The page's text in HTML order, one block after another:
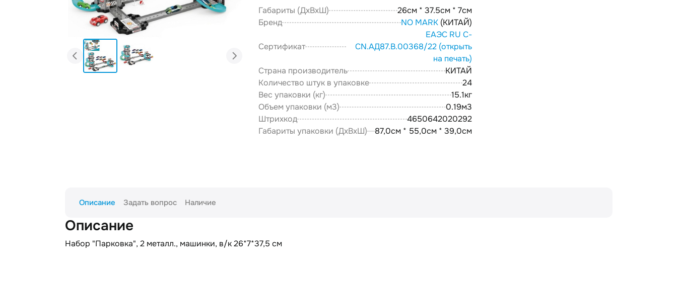
Габариты (ДxВxШ)
26см * 37.5см * 7см
Бренд
NO MARK(КИТАЙ)
Сертификат
ЕАЭС RU С-
CN.АД87.В.00368/22 (открыть
на печать)
Страна производитель
КИТАЙ
Количество штук в упаковке
24
Вес упаковки (кг)
15.1кг
Объем упаковки (м3)
0.19м3
Штрихкод
4650642020292
Габариты упаковки (ДxВxШ)
87,0см * 55,0см * 39,0см
Описание Задать вопрос Наличие
Описание
Набор "Парковка", 2 металл., машинки, в/к 26*7*37,5 см